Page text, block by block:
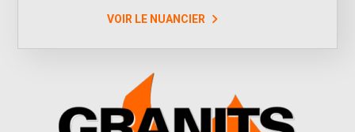
VOIR LE NUANCIER